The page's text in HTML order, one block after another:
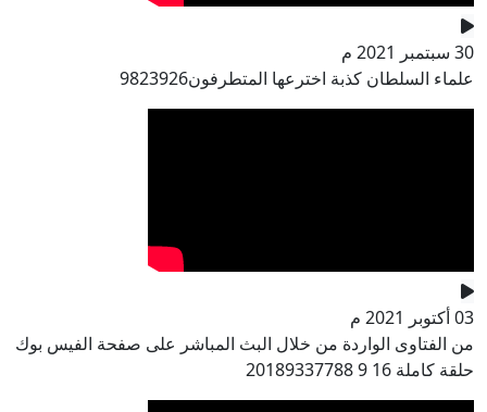
30 سبتمبر 2021 م
علماء السلطان كذبة اخترعها المتطرفون9823926
03 أكتوبر 2021 م
من الفتاوى الواردة من خلال البث المباشر على صفحة الفيس بوك
حلقة كاملة 16 9 20189337788